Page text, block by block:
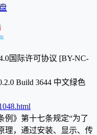
国际许可协议 [BY-NC-
Build 3644 中文绿色
例》第十七条规定“为了
理，通过安装、显示、传